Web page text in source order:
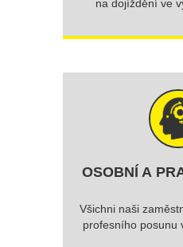
na dojíždění ve
OSOBNÍ A
Všichni naši
profesního posunu